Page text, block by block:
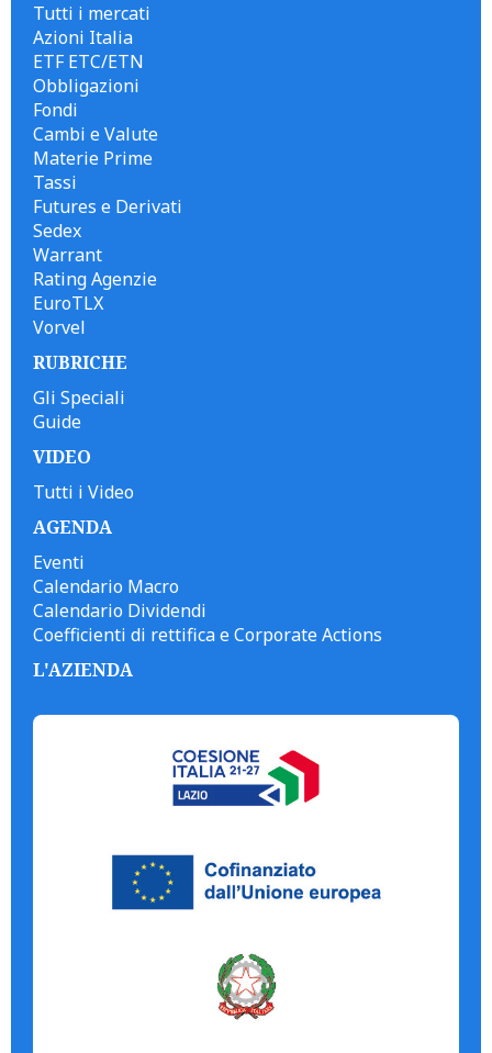
Tutti i mercati
Azioni Italia
ETF ETC/ETN
Obbligazioni
Fondi
Cambi e Valute
Materie Prime
Tassi
Futures e Derivati
Sedex
Warrant
Rating Agenzie
EuroTLX
Vorvel
RUBRICHE
Gli Speciali
Guide
VIDEO
Tutti i Video
AGENDA
Eventi
Calendario Macro
Calendario Dividendi
Coefficienti di rettifica e Corporate Actions
L'AZIENDA